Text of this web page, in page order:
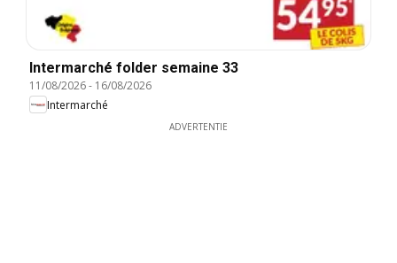
Intermarché folder semaine 33
11/08/2026- 16/08/2026
Intermarché
ADVERTENTIE